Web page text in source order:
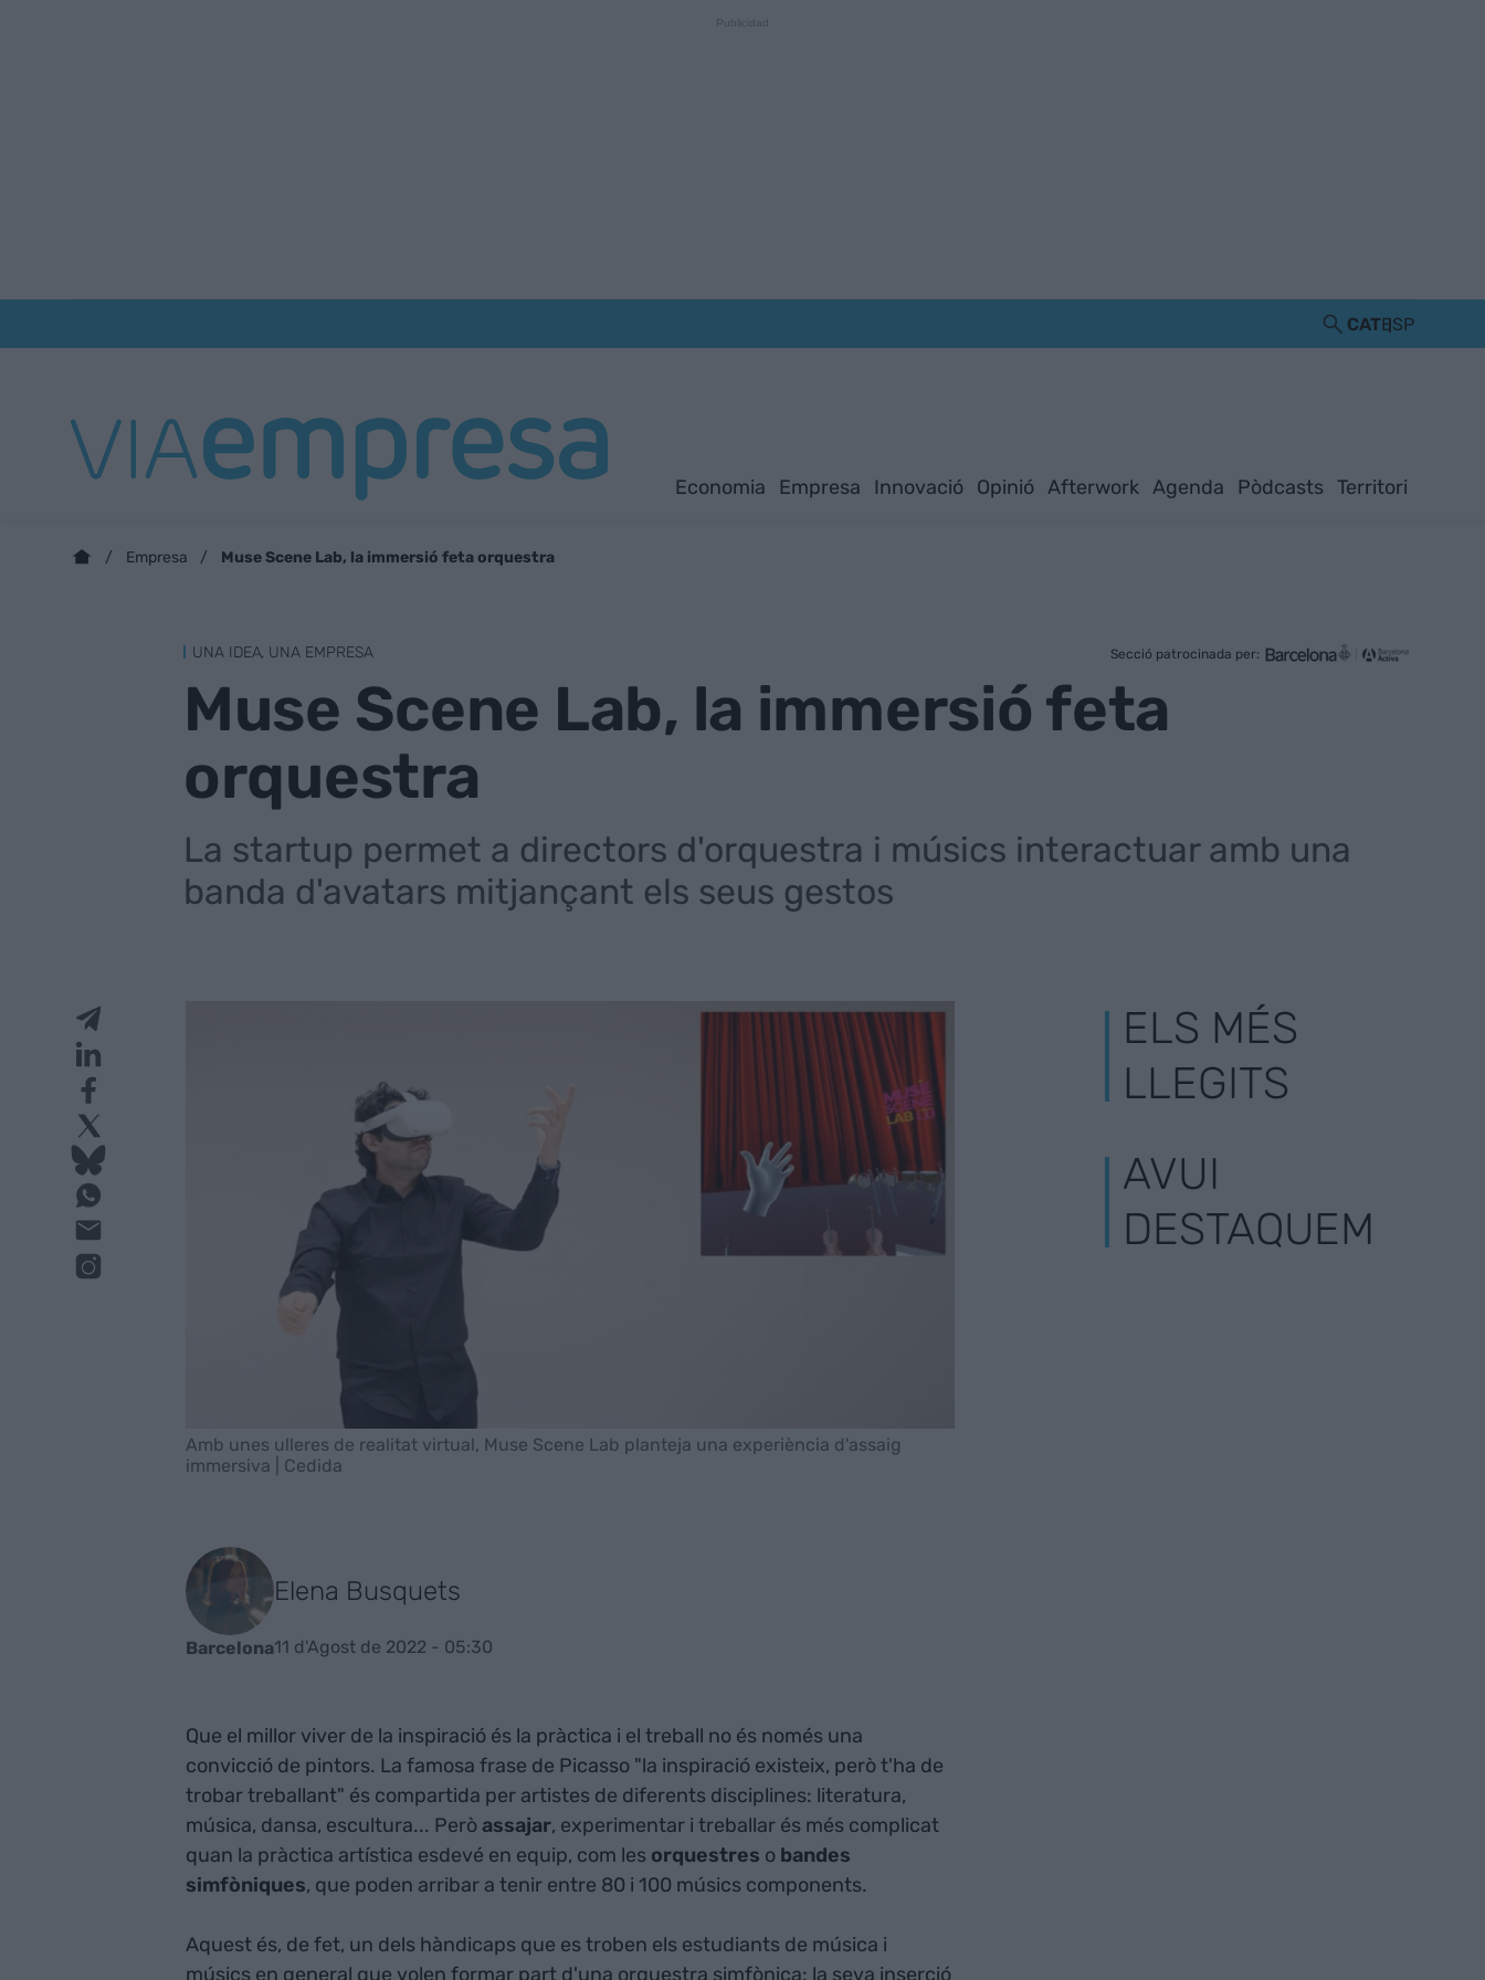
CATESP
Economia Empresa Innovació Opinió Afterwork Agenda Pòdcasts Territori
Empresa Muse Scene Lab, la immersió feta orquestra
Secció patrocinada per:
UNA IDEA, UNA EMPRESA
Muse Scene Lab, la immersió feta
orquestra
La startup permet a directors d'orquestra i músics interactuar amb una
banda d'avatars mitjançant els seus gestos
Amb unes ulleres de realitat virtual, Muse Scene Lab planteja una experiència d'assaig
immersiva | Cedida
Elena Busquets
Barcelona11 d'Agost de 2022 - 05:30
Que el millor viver de la inspiració és la pràctica i el treball no és només una
convicció de pintors. La famosa frase de Picasso "la inspiració existeix, però t'ha de
trobar treballant" és compartida per artistes de diferents disciplines: literatura,
música, dansa, escultura... Peròassajar, experimentar i treballar és més complicat
quan la pràctica artística esdevé en equip, com les orquestres o bandes
simfòniques, que poden arribar a tenir entre 80 i 100 músics components.
Aquest és, de fet, un dels hàndicaps que es troben els estudiants de música i
músics en general que volen formar part d'una orquestra simfònica: la seva inserció
ELS MÉS
LLEGITS
AVUI
DESTAQUEM